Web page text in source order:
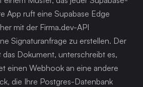
App ruft eine Supabase Edge
mit der Firma.dev-API
Signaturanfrage zu erstellen. Der
Dokument, unterschreibt es,
einen Webhook an eine andere
die Ihre Postgres-Datenbank